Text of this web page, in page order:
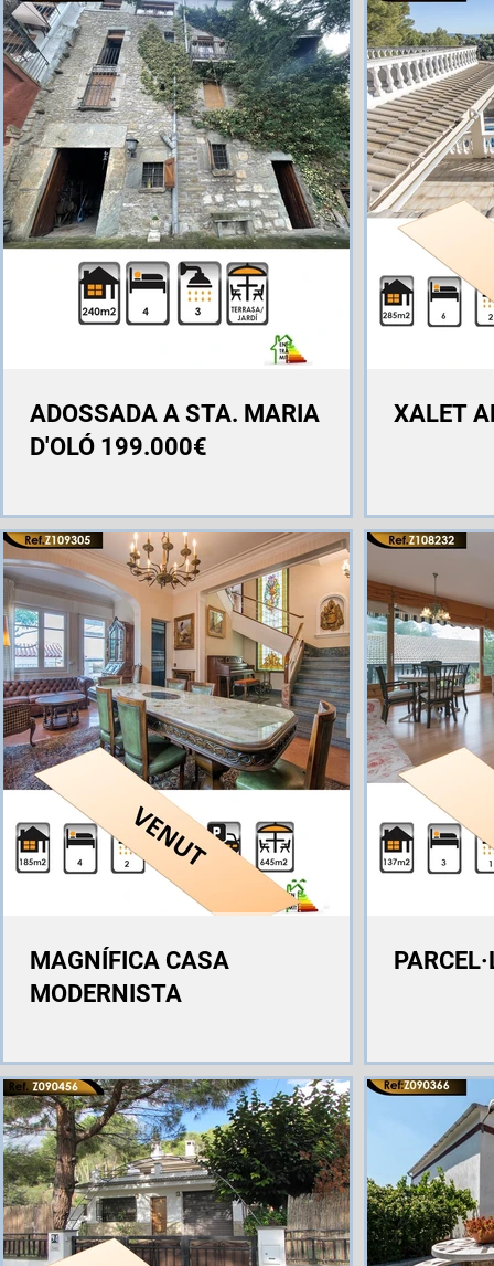
ADOSSADA A STA. MARIA
D'OLÓ 199.000€
XALET
MAGNÍFICA CASA
MODERNISTA